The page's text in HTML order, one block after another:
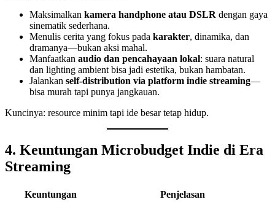
Maksimalkan kamera handphone atau DSLR dengan gaya
sinematik sederhana.
Menulis cerita yang fokus pada karakter, dinamika, dan
dramanya—bukan aksi mahal.
Manfaatkan audio dan pencahayaan lokal: suara natural
dan lighting ambient bisa jadi estetika, bukan hambatan.
Jalankan self-distribution via platform indie streaming—
bisa murah tapi punya jangkauan.
Kuncinya: resource minim tapi ide besar tetap hidup.
4. Keuntungan Microbudget Indie di Era
Streaming
Keuntungan
Penjelasan